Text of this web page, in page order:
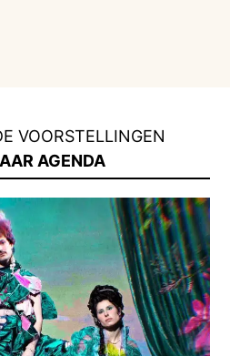
VOORSTELLINGEN
AGENDA